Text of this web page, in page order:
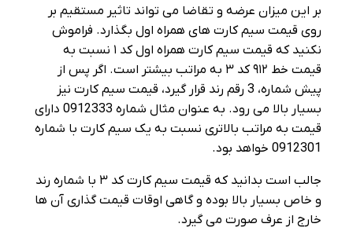
بر این میزان عرضه و تقاضا می‌ تواند تاثیر مستقیم بر
روی قیمت سیم کارت‌ های همراه اول بگذارد. فراموش
نکنید که قیمت سیم کارت همراه اول کد ۱ نسبت به
قیمت خط ۹۱۲ کد ۳ به مراتب بیشتر است. اگر پس از
پیش شماره، 3 رقم رند قرار گیرد، قیمت سیم کارت نیز
بسیار بالا می‌ رود. به عنوان مثال شماره 0912333 دارای
قیمت به مراتب بالاتری نسبت به یک سیم کارت با شماره
0912301 خواهد بود.
جالب است بدانید که قیمت سیم کارت کد ۳ با شماره رند
و خاص بسیار بالا بوده و گاهی اوقات قیمت گذاری آن ها
خارج از عرف صورت می‌ گیرد.